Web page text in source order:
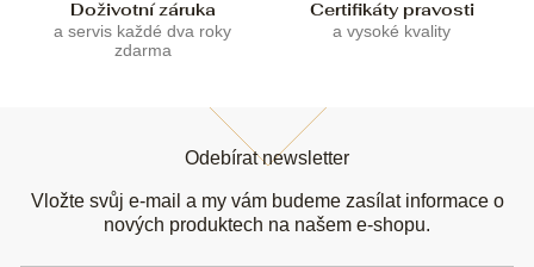
Doživotní záruka
a servis každé dva roky
zdarma
Certifikáty pravosti
a vysoké kvality
Odebírat newsletter
Vložte svůj e-mail a my vám budeme zasílat informace o
nových produktech na našem e-shopu.